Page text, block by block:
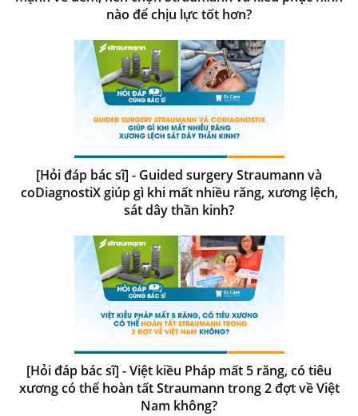
nào để chịu lực tốt hơn?
[Hỏi đáp bác sĩ] - Guided surgery Straumann và
coDiagnostiX giúp gì khi mất nhiều răng, xương lệch,
sát dây thần kinh?
[Hỏi đáp bác sĩ] - Việt kiều Pháp mất 5 răng, có tiêu
xương có thể hoàn tất Straumann trong 2 đợt về Việt
Nam không?